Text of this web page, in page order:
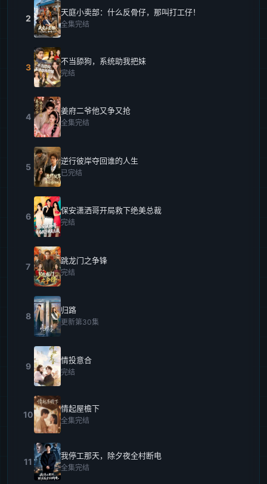
2
天庭小卖部：什么反骨仔，那叫打工仔！
全集完结
3
不当舔狗，系统助我把妹
完结
4
姜府二爷他又争又抢
全集完结
5
逆行彼岸夺回谁的人生
已完结
6
保安潇洒哥开局救下绝美总裁
完结
7
跳龙门之争锋
完结
8
归路
更新第30集
9
情投意合
完结
10
情起屋檐下
全集完结
11
我停工那天，除夕夜全村断电
全集完结